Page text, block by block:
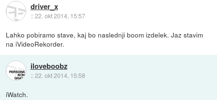
driver_x
::22. okt 2014, 15:57
Lahko pobiramo stave, kaj bo naslednji boom izdelek. Jaz stavim
na iVideoRekorder.
iloveboobz
::22. okt 2014, 15:58
iWatch.